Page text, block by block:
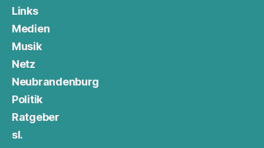
Links
Medien
Musik
Netz
Neubrandenburg
Politik
Ratgeber
sl.